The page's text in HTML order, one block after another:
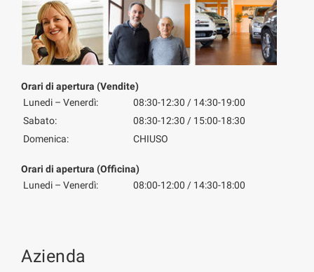
Orari di apertura (Vendite)
Lunedi – Venerdì:
08:30-12:30 / 14:30-19:00
Sabato:
08:30-12:30 / 15:00-18:30
Domenica:
CHIUSO
Orari di apertura (Officina)
Lunedi – Venerdì:
08:00-12:00 / 14:30-18:00
Azienda